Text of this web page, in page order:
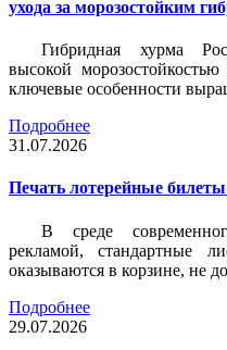
ухода за морозостойким
Гибридная хурма
высокой
ключевые особенности
Подробнее
31.07.2026
Печать лотерейные
В среде
рекламой, стандартные
оказываются в корзине, не
Подробнее
29.07.2026